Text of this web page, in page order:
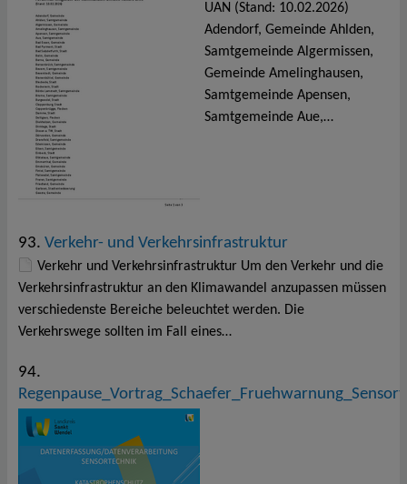
UAN (Stand: 10.02.2026)
Adendorf, Gemeinde Ahlden,
Samtgemeinde Algermissen,
Gemeinde Amelinghausen,
Samtgemeinde Apensen,
Samtgemeinde Aue,…
93. Verkehr- und Verkehrsinfrastruktur
Verkehr und Verkehrsinfrastruktur Um den Verkehr und die
Verkehrsinfrastruktur an den Klimawandel anzupassen müssen
verschiedenste Bereiche beleuchtet werden. Die
Verkehrswege sollten im Fall eines…
94.